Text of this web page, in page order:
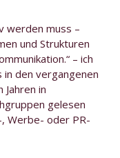
werden muss –
und Strukturen
– ich
in den vergangenen
in
gelesen
Werbe- oder PR-